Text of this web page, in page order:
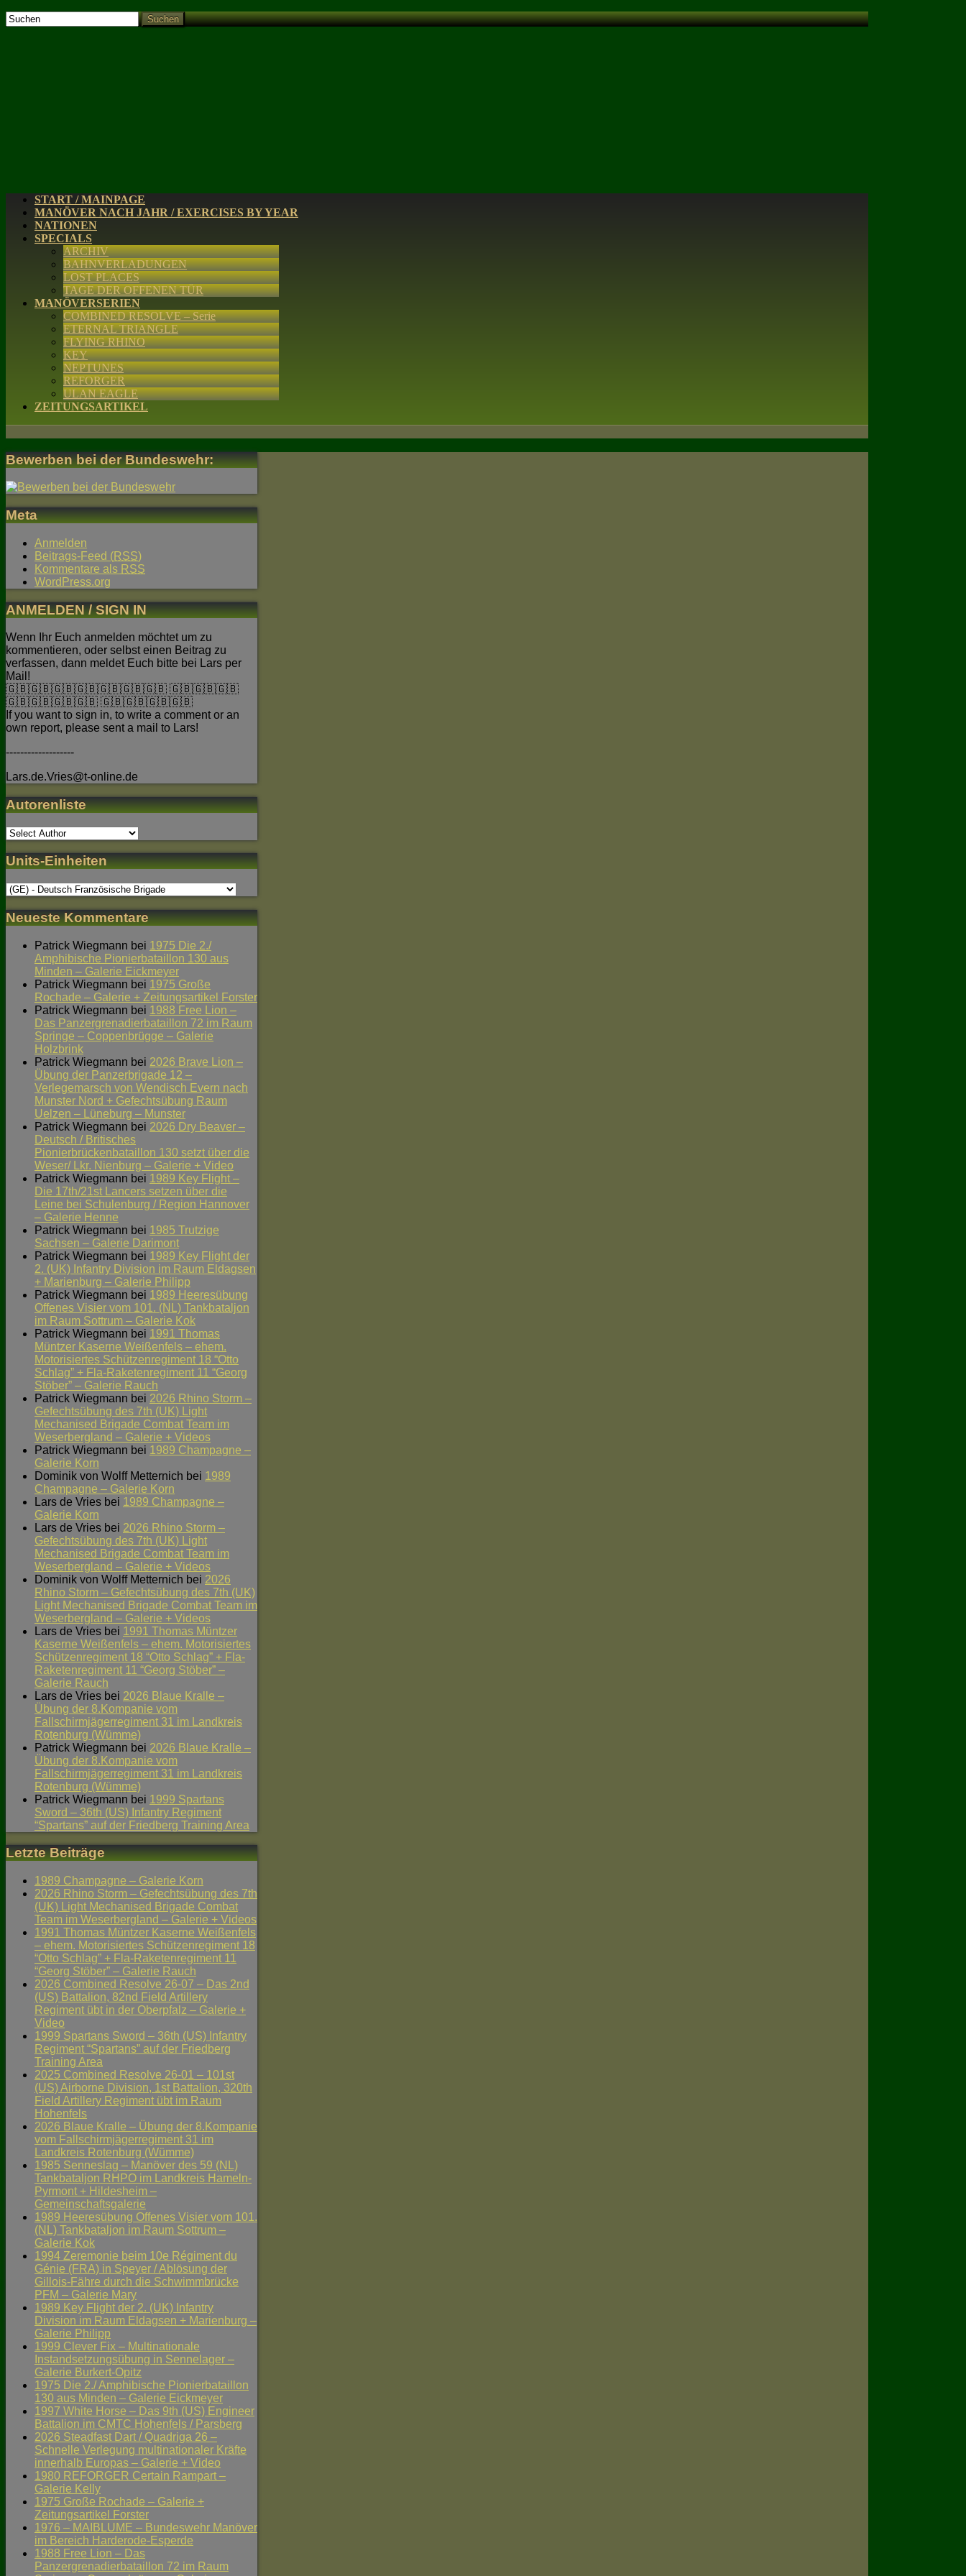
Suchen
START / MAINPAGE
MANÖVER NACH JAHR / EXERCISES BY YEAR
NATIONEN
SPECIALS
ARCHIV
BAHNVERLADUNGEN
LOST PLACES
TAGE DER OFFENEN TÜR
MANÖVERSERIEN
COMBINED RESOLVE – Serie
ETERNAL TRIANGLE
FLYING RHINO
KEY
NEPTUNES
REFORGER
ULAN EAGLE
ZEITUNGSARTIKEL
Bewerben bei der Bundeswehr:
Meta
Anmelden
Beitrags-Feed (RSS)
Kommentare als RSS
WordPress.org
ANMELDEN / SIGN IN
Wenn Ihr Euch anmelden möchtet um zu
kommentieren, oder selbst einen Beitrag zu
verfassen, dann meldet Euch bitte bei Lars per
Mail!
🇬🇧🇬🇧🇬🇧🇬🇧🇬🇧🇬🇧🇬🇧 🇬🇧🇬🇧🇬🇧
🇬🇧🇬🇧🇬🇧🇬🇧 🇬🇧🇬🇧🇬🇧🇬🇧
If you want to sign in, to write a comment or an
own report, please sent a mail to Lars!
-------------------
Lars.de.Vries@t-online.de
Autorenliste
Units-Einheiten
Neueste Kommentare
Patrick Wiegmann bei 1975 Die 2./
Amphibische Pionierbataillon 130 aus
Minden – Galerie Eickmeyer
Patrick Wiegmann bei 1975 Große
Rochade – Galerie + Zeitungsartikel Forster
Patrick Wiegmann bei 1988 Free Lion –
Das Panzergrenadierbataillon 72 im Raum
Springe – Coppenbrügge – Galerie
Holzbrink
Patrick Wiegmann bei 2026 Brave Lion –
Übung der Panzerbrigade 12 –
Verlegemarsch von Wendisch Evern nach
Munster Nord + Gefechtsübung Raum
Uelzen – Lüneburg – Munster
Patrick Wiegmann bei 2026 Dry Beaver –
Deutsch / Britisches
Pionierbrückenbataillon 130 setzt über die
Weser/ Lkr. Nienburg – Galerie + Video
Patrick Wiegmann bei 1989 Key Flight –
Die 17th/21st Lancers setzen über die
Leine bei Schulenburg / Region Hannover
– Galerie Henne
Patrick Wiegmann bei 1985 Trutzige
Sachsen – Galerie Darimont
Patrick Wiegmann bei 1989 Key Flight der
2. (UK) Infantry Division im Raum Eldagsen
+ Marienburg – Galerie Philipp
Patrick Wiegmann bei 1989 Heeresübung
Offenes Visier vom 101. (NL) Tankbataljon
im Raum Sottrum – Galerie Kok
Patrick Wiegmann bei 1991 Thomas
Müntzer Kaserne Weißenfels – ehem.
Motorisiertes Schützenregiment 18 “Otto
Schlag” + Fla-Raketenregiment 11 “Georg
Stöber” – Galerie Rauch
Patrick Wiegmann bei 2026 Rhino Storm –
Gefechtsübung des 7th (UK) Light
Mechanised Brigade Combat Team im
Weserbergland – Galerie + Videos
Patrick Wiegmann bei 1989 Champagne –
Galerie Korn
Dominik von Wolff Metternich bei 1989
Champagne – Galerie Korn
Lars de Vries bei 1989 Champagne –
Galerie Korn
Lars de Vries bei 2026 Rhino Storm –
Gefechtsübung des 7th (UK) Light
Mechanised Brigade Combat Team im
Weserbergland – Galerie + Videos
Dominik von Wolff Metternich bei 2026
Rhino Storm – Gefechtsübung des 7th (UK)
Light Mechanised Brigade Combat Team im
Weserbergland – Galerie + Videos
Lars de Vries bei 1991 Thomas Müntzer
Kaserne Weißenfels – ehem. Motorisiertes
Schützenregiment 18 “Otto Schlag” + Fla-
Raketenregiment 11 “Georg Stöber” –
Galerie Rauch
Lars de Vries bei 2026 Blaue Kralle –
Übung der 8.Kompanie vom
Fallschirmjägerregiment 31 im Landkreis
Rotenburg (Wümme)
Patrick Wiegmann bei 2026 Blaue Kralle –
Übung der 8.Kompanie vom
Fallschirmjägerregiment 31 im Landkreis
Rotenburg (Wümme)
Patrick Wiegmann bei 1999 Spartans
Sword – 36th (US) Infantry Regiment
“Spartans” auf der Friedberg Training Area
Letzte Beiträge
1989 Champagne – Galerie Korn
2026 Rhino Storm – Gefechtsübung des 7th
(UK) Light Mechanised Brigade Combat
Team im Weserbergland – Galerie + Videos
1991 Thomas Müntzer Kaserne Weißenfels
– ehem. Motorisiertes Schützenregiment 18
“Otto Schlag” + Fla-Raketenregiment 11
“Georg Stöber” – Galerie Rauch
2026 Combined Resolve 26-07 – Das 2nd
(US) Battalion, 82nd Field Artillery
Regiment übt in der Oberpfalz – Galerie +
Video
1999 Spartans Sword – 36th (US) Infantry
Regiment “Spartans” auf der Friedberg
Training Area
2025 Combined Resolve 26-01 – 101st
(US) Airborne Division, 1st Battalion, 320th
Field Artillery Regiment übt im Raum
Hohenfels
2026 Blaue Kralle – Übung der 8.Kompanie
vom Fallschirmjägerregiment 31 im
Landkreis Rotenburg (Wümme)
1985 Senneslag – Manöver des 59 (NL)
Tankbataljon RHPO im Landkreis Hameln-
Pyrmont + Hildesheim –
Gemeinschaftsgalerie
1989 Heeresübung Offenes Visier vom 101.
(NL) Tankbataljon im Raum Sottrum –
Galerie Kok
1994 Zeremonie beim 10e Régiment du
Génie (FRA) in Speyer / Ablösung der
Gillois-Fähre durch die Schwimmbrücke
PFM – Galerie Mary
1989 Key Flight der 2. (UK) Infantry
Division im Raum Eldagsen + Marienburg –
Galerie Philipp
1999 Clever Fix – Multinationale
Instandsetzungsübung in Sennelager –
Galerie Burkert-Opitz
1975 Die 2./ Amphibische Pionierbataillon
130 aus Minden – Galerie Eickmeyer
1997 White Horse – Das 9th (US) Engineer
Battalion im CMTC Hohenfels / Parsberg
2026 Steadfast Dart / Quadriga 26 –
Schnelle Verlegung multinationaler Kräfte
innerhalb Europas – Galerie + Video
1980 REFORGER Certain Rampart –
Galerie Kelly
1975 Große Rochade – Galerie +
Zeitungsartikel Forster
1976 – MAIBLUME – Bundeswehr Manöver
im Bereich Harderode-Esperde
1988 Free Lion – Das
Panzergrenadierbataillon 72 im Raum